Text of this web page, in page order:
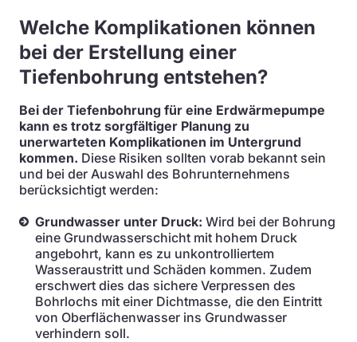
Welche Komplikationen können
bei der Erstellung einer
Tiefenbohrung entstehen?
Bei der Tiefenbohrung für eine Erdwärmepumpe
kann es trotz sorgfältiger Planung zu
unerwarteten Komplikationen im Untergrund
kommen. Diese Risiken sollten vorab bekannt sein
und bei der Auswahl des Bohrunternehmens
berücksichtigt werden:
Grundwasser unter Druck: Wird bei der Bohrung
eine Grundwasserschicht mit hohem Druck
angebohrt, kann es zu unkontrolliertem
Wasseraustritt und Schäden kommen. Zudem
erschwert dies das sichere Verpressen des
Bohrlochs mit einer Dichtmasse, die den Eintritt
von Oberflächenwasser ins Grundwasser
verhindern soll.